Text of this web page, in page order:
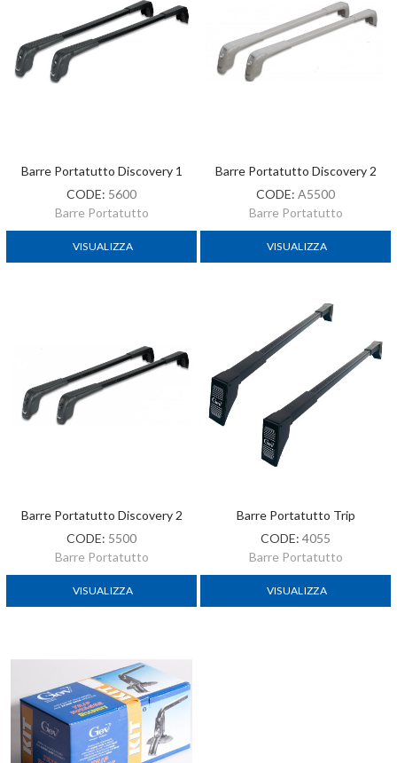
Barre Portatutto Discovery 1
CODE: 5600
Barre Portatutto
VISUALIZZA
Barre Portatutto Discovery 2
CODE: A5500
Barre Portatutto
VISUALIZZA
Barre Portatutto Discovery 2
CODE: 5500
Barre Portatutto
VISUALIZZA
Barre Portatutto Trip
CODE: 4055
Barre Portatutto
VISUALIZZA